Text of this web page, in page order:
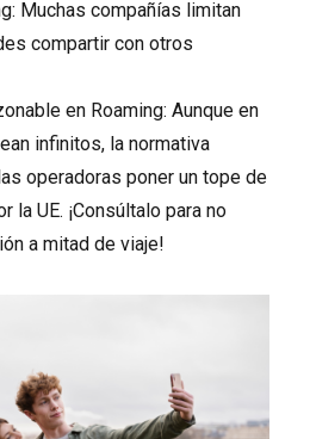
Muchas compañías limitan
compartir con otros
en Roaming: Aunque en
infinitos, la normativa
operadoras poner un tope de
la UE. ¡Consúltalo para no
a mitad de viaje!